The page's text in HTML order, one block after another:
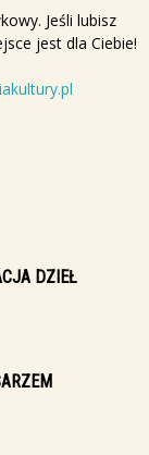
Jeśli lubisz
jest dla Ciebie!
DZIEŁ